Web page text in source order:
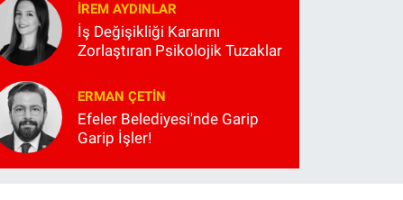
İREM AYDINLAR
İş Değişikliği Kararını
Zorlaştıran Psikolojik Tuzaklar
ERMAN ÇETIN
Efeler Belediyesi'nde Garip
Garip İşler!